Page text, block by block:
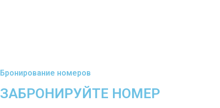
Бронирование номеров
ЗАБРОНИРУЙТЕ НОМЕР